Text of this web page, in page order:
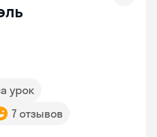
урок
7 отзывов